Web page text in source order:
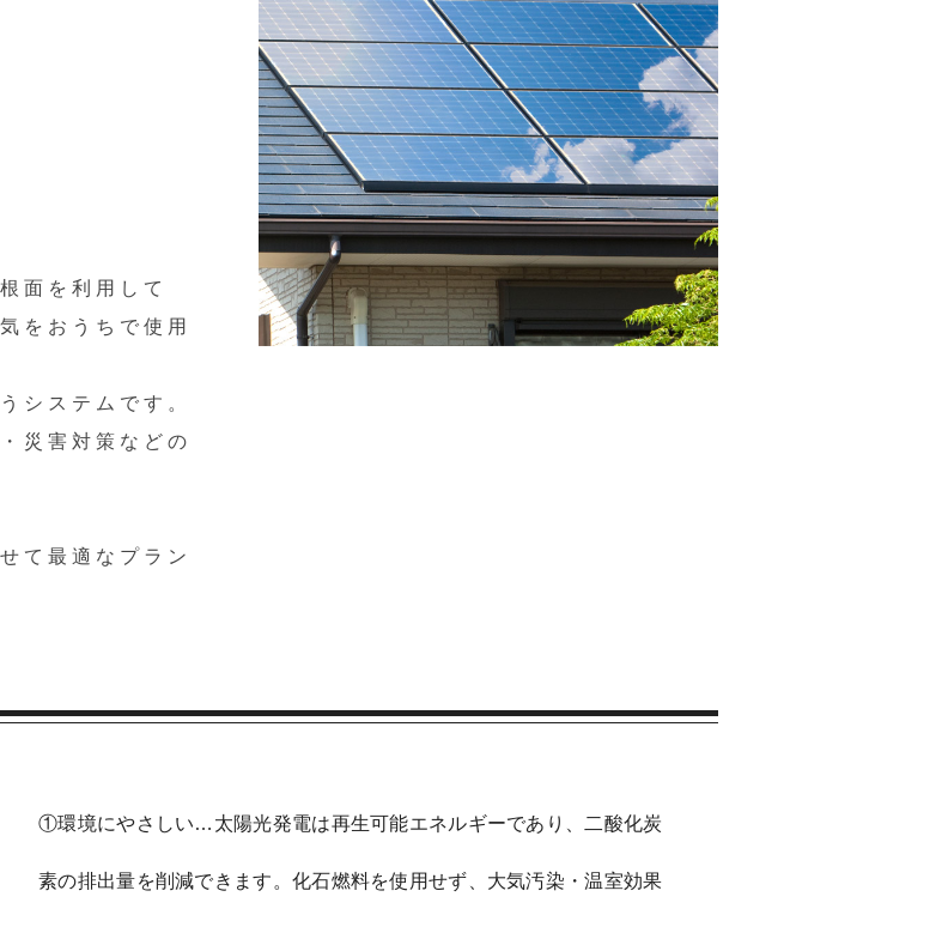
面を利用して
をおうちで使用
システムです。
災害対策などの
て最適なプラン
①環境にやさしい…太陽光発電は再生可能エネルギーであり、二酸化炭
素の排出量を削減できます。化石燃料を使用せず、大気汚染・温室効果